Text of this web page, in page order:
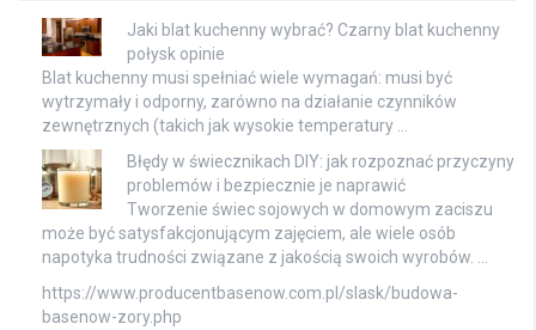
Jaki blat kuchenny wybrać? Czarny blat kuchenny
połysk opinie
Blat kuchenny musi spełniać wiele wymagań: musi być
wytrzymały i odporny, zarówno na działanie czynników
zewnętrznych (takich jak wysokie temperatury …
Błędy w świecznikach DIY: jak rozpoznać przyczyny
problemów i bezpiecznie je naprawić
Tworzenie świec sojowych w domowym zaciszu
może być satysfakcjonującym zajęciem, ale wiele osób
napotyka trudności związane z jakością swoich wyrobów. …
https://www.producentbasenow.com.pl/slask/budowa-
basenow-zory.php